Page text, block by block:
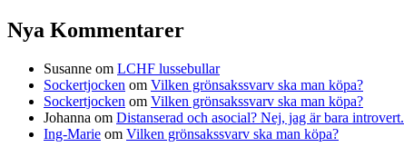
Nya Kommentarer
Susanne om LCHF lussebullar
Sockertjocken om Vilken grönsakssvarv ska man köpa?
Sockertjocken om Vilken grönsakssvarv ska man köpa?
Johanna om Distanserad och asocial? Nej, jag är bara introvert.
Ing-Marie om Vilken grönsakssvarv ska man köpa?